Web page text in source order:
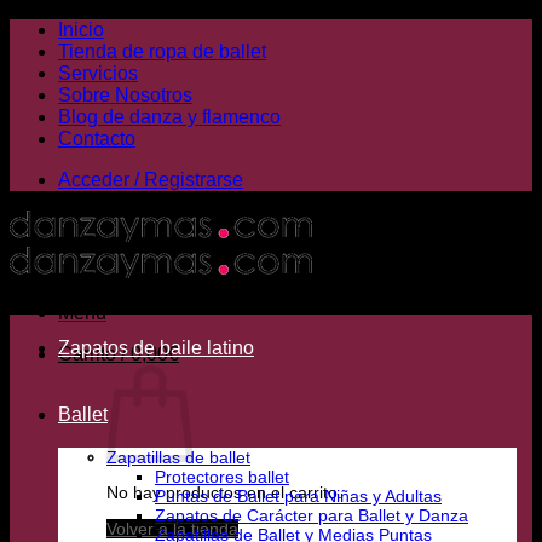
Saltar
contenido
Inicio
Tienda de ropa de ballet
Servicios
Sobre Nosotros
Blog de danza y flamenco
Contacto
Acceder / Registrarse
Menú
Carrito /0,00€
No hay productos en el carrito.
Volver a la tienda
Zapatos de baile latino
Ballet
Zapatillas de ballet
Protectores ballet
Puntas de Ballet para Niñas y Adultas
Zapatos de Carácter para Ballet y Danza
Zapatillas de Ballet y Medias Puntas